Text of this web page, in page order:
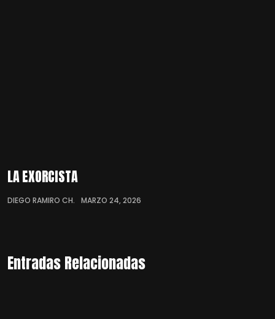
LA EXORCISTA
DIEGO RAMIRO CH. MARZO 24, 2026
Entradas Relacionadas